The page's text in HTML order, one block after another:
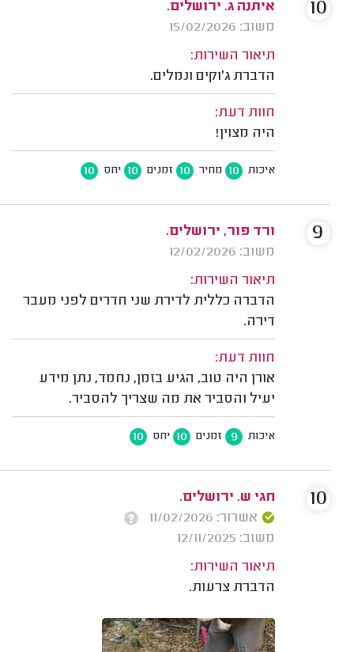
איתנה ג. ירושלים.
משוב: 15/02/2026
תיאור השירות:
הדברת ג'וקים ונמלים.
חוות דעת:
היה מצוין!
איכות 10 מחיר 10 זמנים 10 יחס 10
10
ורד פור, ירושלים.
משוב: 12/02/2026
תיאור השירות:
הדברה כללית לדירת שני חדרים לפני מעבר
דירה.
חוות דעת:
אורן היה טוב, הגיע בזמן, נחמד, נתן מידע
יעיל והסביר את מה שצריך להסביר.
איכות 9 זמנים 10 יחס 10
9
חגי ש. ירושלים.
אשרור: 11/02/2026
משוב: 12/11/2025
תיאור השירות:
הדברת צרעות.
10